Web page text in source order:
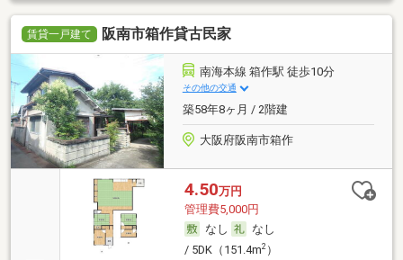
賃貸一戸建て 阪南市箱作貸古民家
南海本線 箱作駅 徒歩10分
その他の交通
築58年8ヶ月 / 2階建
大阪府阪南市箱作
4.50万円
管理費5,000円
なし
なし
/ 5DK（151.4m2）